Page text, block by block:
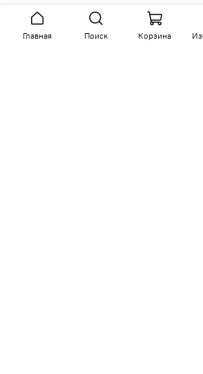
@ kreind_ru Гранд (Химки) @
Главная Поиск Корзина